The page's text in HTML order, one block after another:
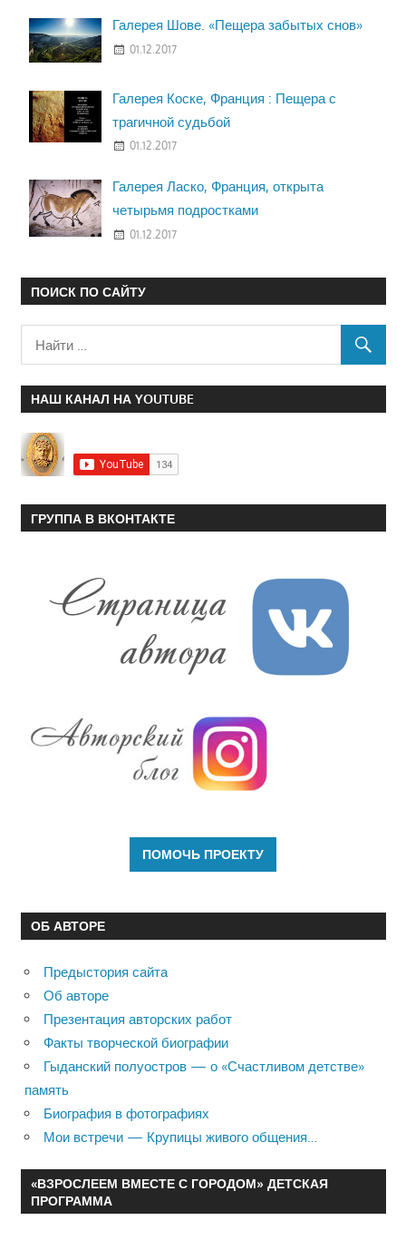
Галерея Шове. «Пещера забытых снов»
01.12.2017
Галерея Коске, Франция : Пещера с
трагичной судьбой
01.12.2017
Галерея Ласко, Франция, открыта
четырьмя подростками
01.12.2017
ПОИСК ПО САЙТУ
НАШ КАНАЛ НА YOUTUBE
ГРУППА В ВКОНТАКТЕ
ОБ АВТОРЕ
Предыстория сайта
Об авторе
Презентация авторских работ
Факты творческой биографии
Гыданский полуостров — о «Счастливом детстве»
память
Биография в фотографиях
Мои встречи — Крупицы живого общения…
«ВЗРОСЛЕЕМ ВМЕСТЕ С ГОРОДОМ» ДЕТСКАЯ
ПРОГРАММА